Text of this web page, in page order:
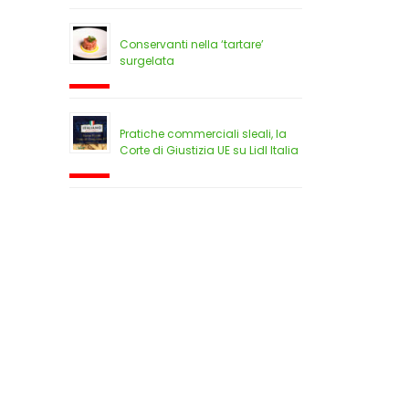
Conservanti nella ‘tartare’
surgelata
Pratiche commerciali sleali, la
Corte di Giustizia UE su Lidl Italia